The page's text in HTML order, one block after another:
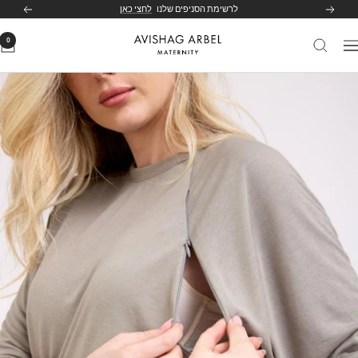
הקודם לרשימת הסניפים שלנו לחצי כאן הבא
ניווט
Avishag
Maternity
0